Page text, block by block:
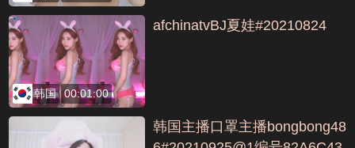
韩国 00:01:00
afchinatvBJ夏娃#20210824
韩国主播口罩主播bongbong48